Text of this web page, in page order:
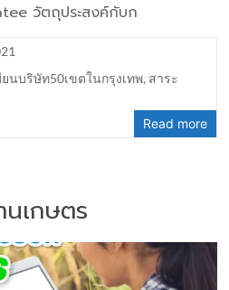
วัตถุประสงค์กับก
ยนบริษัท50เขตในกรุงเทพ, สาระ
Read more
เกษตร